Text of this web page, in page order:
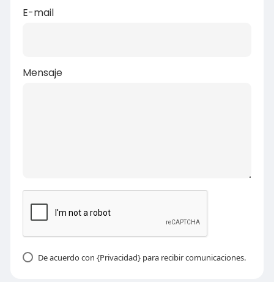
E-mail
Mensaje
De acuerdo con {Privacidad} para recibir comunicaciones.